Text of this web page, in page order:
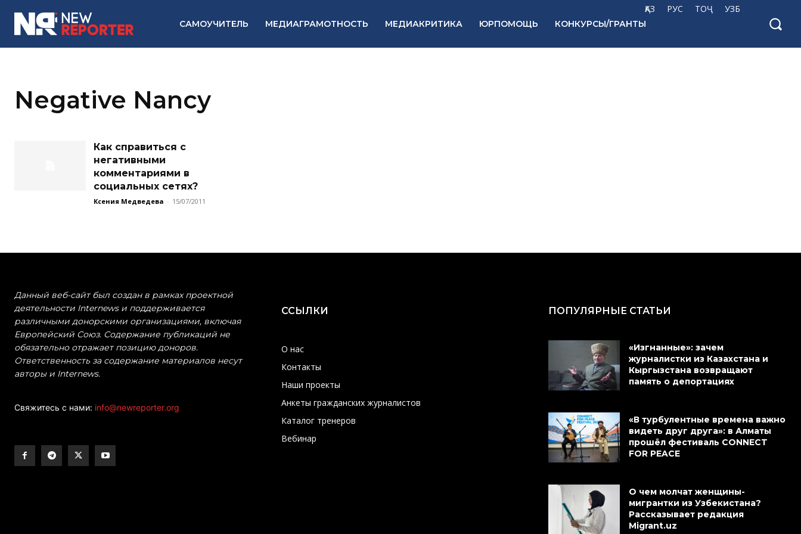
ҚАЗ РУС ТОҶ УЗБ
САМОУЧИТЕЛЬ МЕДИАГРАМОТНОСТЬ МЕДИАКРИТИКА ЮРПОМОЩЬ КОНКУРСЫ/ГРАНТЫ
Negative Nancy
Как справиться с
негативными
комментариями в
социальных сетях?
Ксения Медведева - 15/07/2011
Данный веб-сайт был создан в рамках проектной
деятельности Internews и поддерживается
различными донорскими организациями, включая
Европейский Союз. Содержание публикаций не
обязательно отражает позицию доноров.
Ответственность за содержание материалов несут
авторы и Internews.
Свяжитесь с нами: info@newreporter.org
ССЫЛКИ
О нас
Контакты
Наши проекты
Анкеты гражданских журналистов
Каталог тренеров
Вебинар
ПОПУЛЯРНЫЕ СТАТЬИ
«Изгнанные»: зачем
журналистки из Казахстана и
Кыргызстана возвращают
память о депортациях
«В турбулентные времена важно
видеть друг друга»: в Алматы
прошёл фестиваль CONNECT
FOR PEACE
О чем молчат женщины-
мигрантки из Узбекистана?
Рассказывает редакция
Migrant.uz